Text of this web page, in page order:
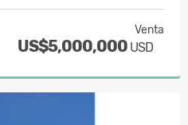
Venta
US$5,000,000 USD